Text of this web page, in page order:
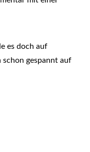
es doch auf
gespannt auf